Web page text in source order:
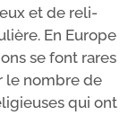
et de reli­
En Europe
se font rares
le nombre de
qui ont